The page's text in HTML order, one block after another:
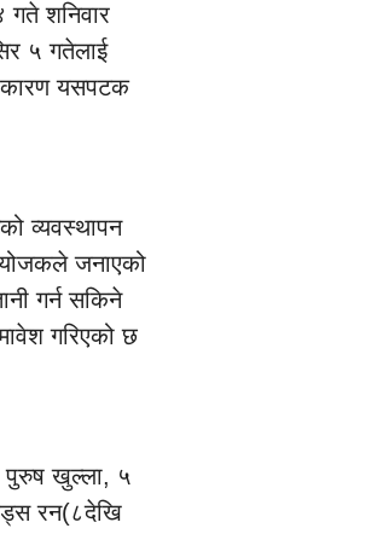
गते शनिवार
५ गतेलाई
कारण यसपटक
व्यवस्थापन
जनाएको
गर्न सकिने
गरिएको छ
पुरुष खुल्ला, ५
रन(८देखि